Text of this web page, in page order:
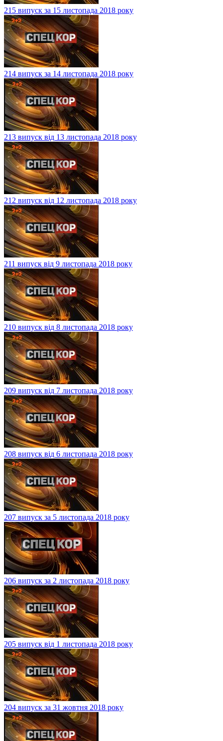
215 випуск за 15 листопада 2018 року
214 випуск за 14 листопада 2018 року
213 випуск від 13 листопада 2018 року
212 випуск від 12 листопада 2018 року
211 випуск від 9 листопада 2018 року
210 випуск від 8 листопада 2018 року
209 випуск від 7 листопада 2018 року
208 випуск від 6 листопада 2018 року
207 випуск за 5 листопада 2018 року
206 випуск за 2 листопада 2018 року
205 випуск від 1 листопада 2018 року
204 випуск за 31 жовтня 2018 року